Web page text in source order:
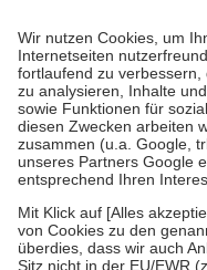
höchstens zehn Euro.
Es
Kosten der Leistung zu
Diese Regeln gelten
Bei Heilmitteln und
Zuzahlung zehn Prozent
Verordnung.
Um das Engagement der
stärken und die
fallenkeine Zuzahlungen
• Kindern und
mit Ausnahme der